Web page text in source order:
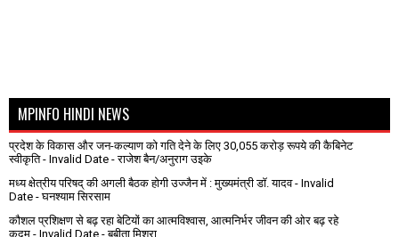
MPINFO HINDI NEWS
प्रदेश के विकास और जन-कल्याण को गति देने के लिए 30,055 करोड़ रूपये की कैबिनेट
स्वीकृति- Invalid Date - राजेश बैन/अनुराग उइके
मध्य क्षेत्रीय परिषद् की अगली बैठक होगी उज्जैन में : मुख्यमंत्री डॉ. यादव- Invalid
Date - घनश्याम सिरसाम
कौशल प्रशिक्षण से बढ़ रहा बेटियों का आत्मविश्वास, आत्मनिर्भर जीवन की ओर बढ़ रहे
कदम - Invalid Date - बबीता मिश्रा